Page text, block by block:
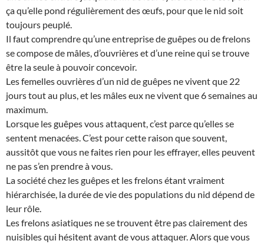
ça qu’elle pond régulièrement des œufs, pour que le nid soit
toujours peuplé.
Il faut comprendre qu’une entreprise de guêpes ou de frelons
se compose de mâles, d’ouvrières et d’une reine qui se trouve
être la seule à pouvoir concevoir.
Les femelles ouvrières d’un nid de guêpes ne vivent que 22
jours tout au plus, et les mâles eux ne vivent que 6 semaines au
maximum.
Lorsque les guêpes vous attaquent, c’est parce qu’elles se
sentent menacées. C’est pour cette raison que souvent,
aussitôt que vous ne faites rien pour les effrayer, elles peuvent
ne pas s’en prendre à vous.
La société chez les guêpes et les frelons étant vraiment
hiérarchisée, la durée de vie des populations du nid dépend de
leur rôle.
Les frelons asiatiques ne se trouvent être pas clairement des
nuisibles qui hésitent avant de vous attaquer. Alors que vous